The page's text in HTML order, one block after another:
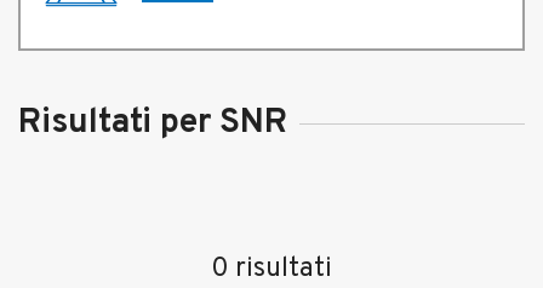
Risultati per SNR
0 risultati